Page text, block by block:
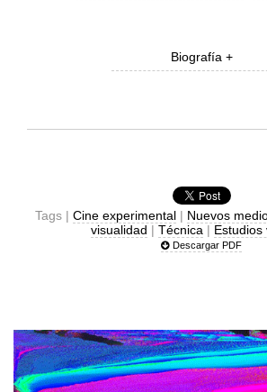
Biografía +
Tags | Cine experimental | Nuevos
visualidad | Técnica | Estudios
Descargar PDF